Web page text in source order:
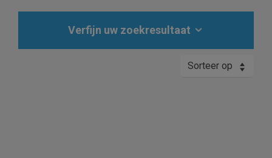
Verfijn uw zoekresultaat
Sorteer op